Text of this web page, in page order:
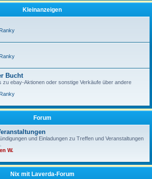
Kleinanzeigen
Bucht
zu ebay-Aktionen oder sonstige Verkäufe über andere
Forum
und Einladungen zu Treffen und Veranstaltungen
W.
Nix mit Laverda-Forum